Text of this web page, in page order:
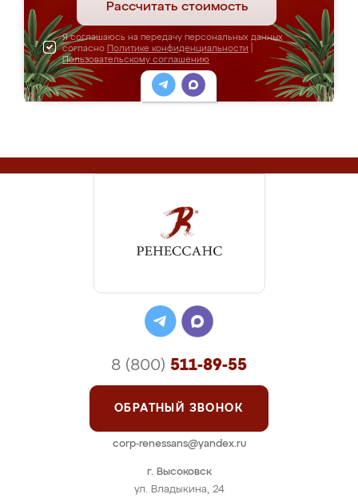
Рассчитать стоимость
Я соглашаюсь на передачу персональных данных
согласно Политике конфиденциальности
Пользовательскому соглашению
г. Высоковск
ул. Владыкина, 24
8 (800) 511-89-55
ОБРАТНЫЙ ЗВОНОК
corp-renessans@yandex.ru